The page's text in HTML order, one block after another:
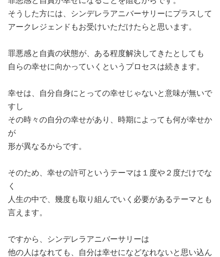
そうした方には、シンデレラアニバーサリーにプラスして
アークレジェンドもお受けいただけたらと思います。
罪悪感と自責の状態が、ある程度解決してきたとしても
自らの幸せに向かっていくというプロセスは続きます。
幸せは、自分自身にとっての幸せじゃないと意味が無いで
すし
その時々の自分の幸せがあり、時期によっても何が幸せか
が
形が異なるからです。
そのため、幸せの許可というテーマは１度や２度だけでな
く
人生の中で、幾度も取り組んでいく必要があるテーマとも
言えます。
ですから、シンデレラアニバーサリーは
他の人はなれても、自分は幸せになどなれないと思い込ん